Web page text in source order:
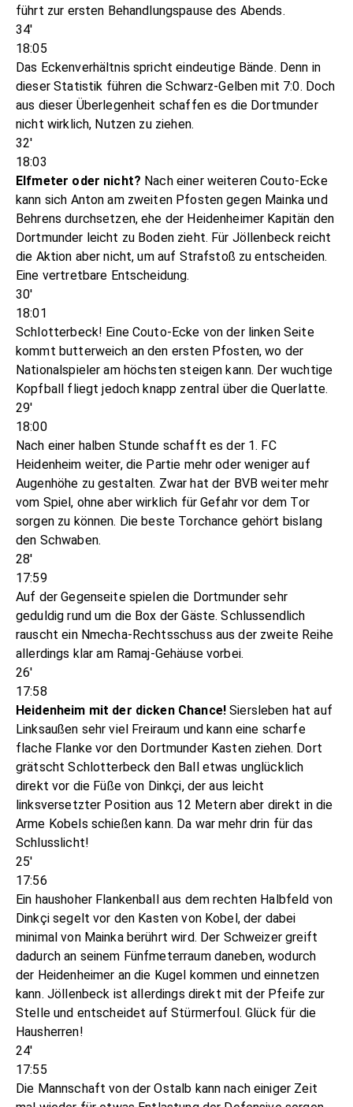
führt zur ersten Behandlungspause des Abends.
34'
18:05
Das Eckenverhältnis spricht eindeutige Bände. Denn in
dieser Statistik führen die Schwarz-Gelben mit 7:0. Doch
aus dieser Überlegenheit schaffen es die Dortmunder
nicht wirklich, Nutzen zu ziehen.
32'
18:03
Elfmeter oder nicht? Nach einer weiteren Couto-Ecke
kann sich Anton am zweiten Pfosten gegen Mainka und
Behrens durchsetzen, ehe der Heidenheimer Kapitän den
Dortmunder leicht zu Boden zieht. Für Jöllenbeck reicht
die Aktion aber nicht, um auf Strafstoß zu entscheiden.
Eine vertretbare Entscheidung.
30'
18:01
Schlotterbeck! Eine Couto-Ecke von der linken Seite
kommt butterweich an den ersten Pfosten, wo der
Nationalspieler am höchsten steigen kann. Der wuchtige
Kopfball fliegt jedoch knapp zentral über die Querlatte.
29'
18:00
Nach einer halben Stunde schafft es der 1. FC
Heidenheim weiter, die Partie mehr oder weniger auf
Augenhöhe zu gestalten. Zwar hat der BVB weiter mehr
vom Spiel, ohne aber wirklich für Gefahr vor dem Tor
sorgen zu können. Die beste Torchance gehört bislang
den Schwaben.
28'
17:59
Auf der Gegenseite spielen die Dortmunder sehr
geduldig rund um die Box der Gäste. Schlussendlich
rauscht ein Nmecha-Rechtsschuss aus der zweite Reihe
allerdings klar am Ramaj-Gehäuse vorbei.
26'
17:58
Heidenheim mit der dicken Chance!Siersleben hat auf
Linksaußen sehr viel Freiraum und kann eine scharfe
flache Flanke vor den Dortmunder Kasten ziehen. Dort
grätscht Schlotterbeck den Ball etwas unglücklich
direkt vor die Füße von Dinkçi, der aus leicht
linksversetzter Position aus 12 Metern aber direkt in die
Arme Kobels schießen kann. Da war mehr drin für das
Schlusslicht!
25'
17:56
Ein haushoher Flankenball aus dem rechten Halbfeld von
Dinkçi segelt vor den Kasten von Kobel, der dabei
minimal von Mainka berührt wird. Der Schweizer greift
dadurch an seinem Fünfmeterraum daneben, wodurch
der Heidenheimer an die Kugel kommen und einnetzen
kann. Jöllenbeck ist allerdings direkt mit der Pfeife zur
Stelle und entscheidet auf Stürmerfoul. Glück für die
Hausherren!
24'
17:55
Die Mannschaft von der Ostalb kann nach einiger Zeit